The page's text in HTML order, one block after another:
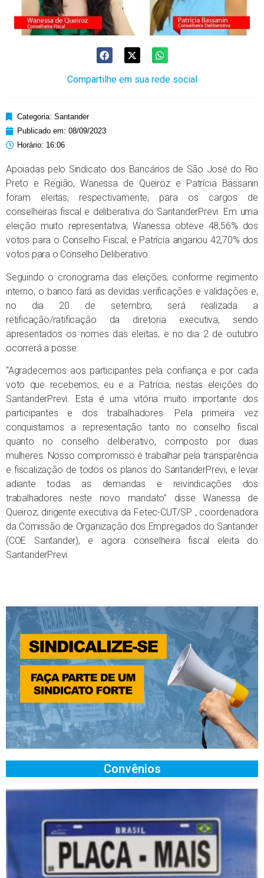
Compartilhe em sua rede social
Categoria: Santander
Publicado em: 08/09/2023
Horário: 16:06
Apoiadas pelo Sindicato dos Bancários de São José do Rio
Preto e Região, Wanessa de Queiroz e Patrícia Bassanin
foram eleitas, respectivamente, para os cargos de
conselheiras fiscal e deliberativa do SantanderPrevi. Em uma
eleição muito representativa, Wanessa obteve 48,56% dos
votos para o Conselho Fiscal; e Patrícia angariou 42,70% dos
votos para o Conselho Deliberativo.
Seguindo o cronograma das eleições, conforme regimento
interno, o banco fará as devidas verificações e validações e,
no dia 20 de setembro, será realizada a
retificação/ratificação da diretoria executiva, sendo
apresentados os nomes das eleitas, e no dia 2 de outubro
ocorrerá a posse.
“Agradecemos aos participantes pela confiança e por cada
voto que recebemos, eu e a Patrícia, nestas eleições do
SantanderPrevi. Esta é uma vitória muito importante dos
participantes e dos trabalhadores. Pela primeira vez
conquistamos a representação tanto no conselho fiscal
quanto no conselho deliberativo, composto por duas
mulheres. Nosso compromisso é trabalhar pela transparência
e fiscalização de todos os planos do SantanderPrevi, e levar
adiante todas as demandas e reivindicações dos
trabalhadores neste novo mandato” disse Wanessa de
Queiroz, dirigente executiva da Fetec-CUT/SP , coordenadora
da Comissão de Organização dos Empregados do Santander
(COE Santander), e agora conselheira fiscal eleita do
SantanderPrevi.
Convênios